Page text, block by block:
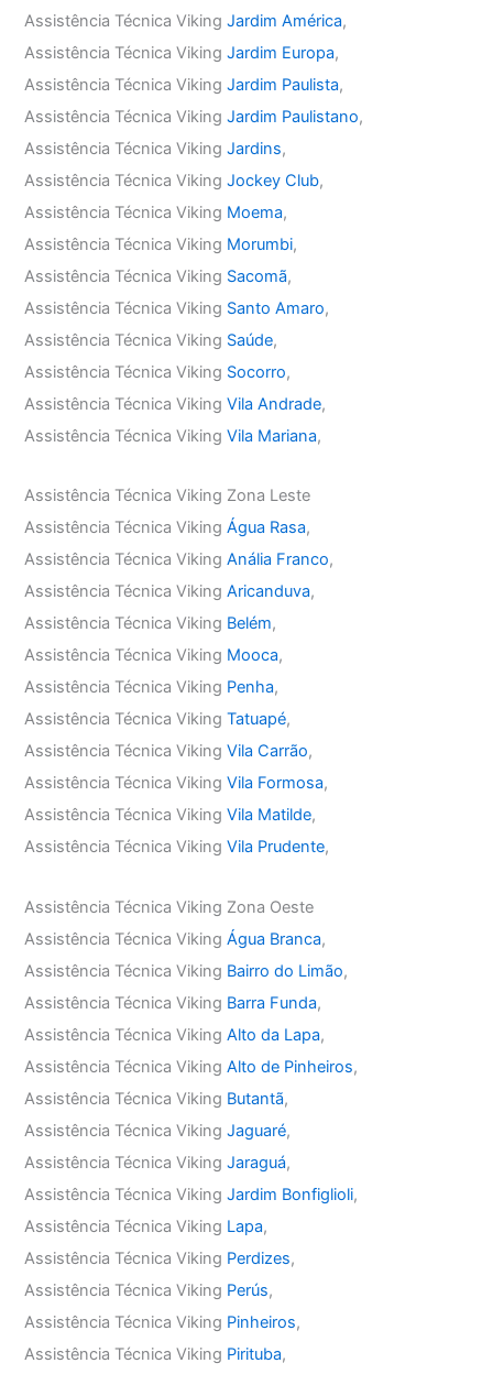
Assistência Técnica VikingJardim América,
Assistência Técnica VikingJardim Europa,
Assistência Técnica VikingJardim Paulista,
Assistência Técnica VikingJardim Paulistano,
Assistência Técnica VikingJardins,
Assistência Técnica VikingJockey Club,
Assistência Técnica Viking Moema,
Assistência Técnica Viking Morumbi,
Assistência Técnica Viking Sacomã,
Assistência Técnica Viking Santo Amaro,
Assistência Técnica Viking Saúde,
Assistência Técnica Viking Socorro,
Assistência Técnica VikingVila Andrade,
Assistência Técnica VikingVila Mariana,
Assistência Técnica Viking Zona Leste
Assistência Técnica VikingÁgua Rasa,
Assistência Técnica VikingAnália Franco,
Assistência Técnica VikingAricanduva,
Assistência Técnica Viking Belém,
Assistência Técnica Viking Mooca,
Assistência Técnica Viking Penha,
Assistência Técnica VikingTatuapé,
Assistência Técnica VikingVila Carrão,
Assistência Técnica VikingVila Formosa,
Assistência Técnica VikingVila Matilde,
Assistência Técnica VikingVila Prudente,
Assistência Técnica Viking Zona Oeste
Assistência Técnica VikingÁgua Branca,
Assistência Técnica Viking Bairro do Limão,
Assistência Técnica Viking Barra Funda,
Assistência Técnica VikingAlto da Lapa,
Assistência Técnica VikingAlto de Pinheiros,
Assistência Técnica Viking Butantã,
Assistência Técnica VikingJaguaré,
Assistência Técnica VikingJaraguá,
Assistência Técnica VikingJardim Bonfiglioli,
Assistência Técnica Viking Lapa,
Assistência Técnica Viking Perdizes,
Assistência Técnica Viking Perús,
Assistência Técnica Viking Pinheiros,
Assistência Técnica Viking Pirituba,